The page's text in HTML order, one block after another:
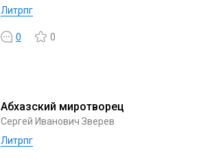
Литрпг
0 0
Абхазский миротворец
Сергей Иванович Зверев
Литрпг